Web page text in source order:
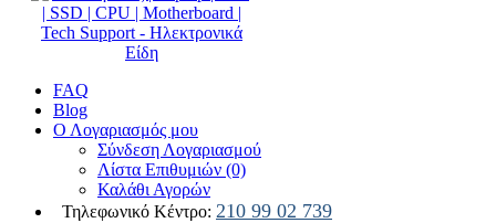
FAQ
Blog
Ο Λογαριασμός μου
Σύνδεση Λογαριασμού
Λίστα Επιθυμιών (0)
Καλάθι Αγορών
Τηλεφωνικό Κέντρο: 210 99 02 739